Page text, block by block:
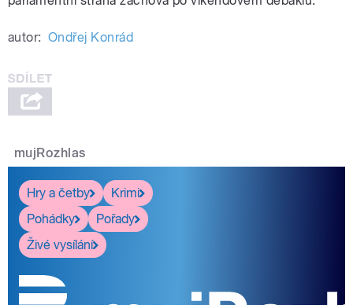
autor: Ondřej Konrád
mujRozhlas
Hry a četby
Krimi
Pohádky
Pořady
Živé vysílání